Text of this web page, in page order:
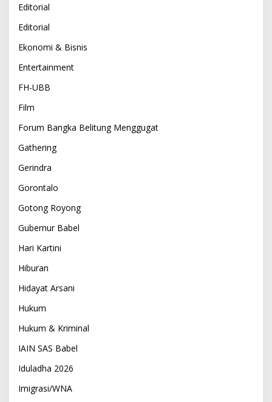
Editorial
Editorial
Ekonomi & Bisnis
Entertainment
FH-UBB
Film
Forum Bangka Belitung Menggugat
Gathering
Gerindra
Gorontalo
Gotong Royong
Gubernur Babel
Hari Kartini
Hiburan
Hidayat Arsani
Hukum
Hukum & Kriminal
IAIN SAS Babel
Iduladha 2026
Imigrasi/WNA